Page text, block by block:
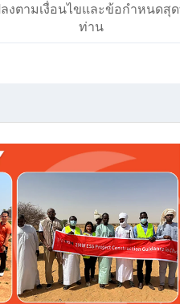
งตามเงื่อนไขและข้อกำหนดสุด
ท่าน